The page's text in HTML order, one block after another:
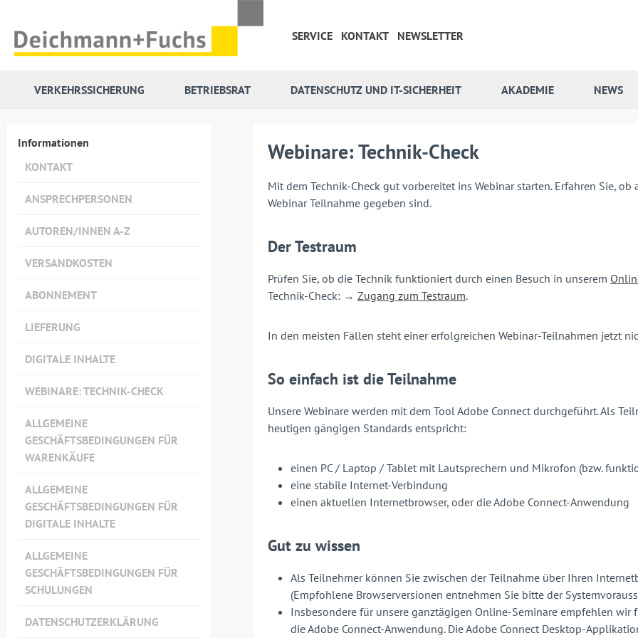
SERVICE
KONTAKT NEWSLETTER
VERKEHRSSICHERUNG BETRIEBSRAT DATENSCHUTZ UND IT-SICHERHEIT AKADEMIE NEWS
Informationen
KONTAKT
ANSPRECHPERSONEN
AUTOREN/INNEN A-Z
VERSANDKOSTEN
ABONNEMENT
LIEFERUNG
DIGITALE INHALTE
WEBINARE: TECHNIK-CHECK
ALLGEMEINE
GESCHÄFTSBEDINGUNGEN FÜR
WARENKÄUFE
ALLGEMEINE
GESCHÄFTSBEDINGUNGEN FÜR
DIGITALE INHALTE
ALLGEMEINE
GESCHÄFTSBEDINGUNGEN FÜR
SCHULUNGEN
DATENSCHUTZERKLÄRUNG
Webinare: Technik-Check
Mit dem Technik-Check gut vorbereitet ins Webinar starten. Erfahren Sie,
Webinar Teilnahme gegeben sind.
Der Testraum
Prüfen Sie, ob die Technik funktioniert durch einen Besuch in unserem
Technik-Check: → Zugang zum Testraum.
In den meisten Fällen steht einer erfolgreichen Webinar-Teilnahmen jetzt
So einfach ist die Teilnahme
Unsere Webinare werden mit dem Tool Adobe Connect durchgeführt. Als
heutigen gängigen Standards entspricht:
einen PC / Laptop / Tablet mit Lautsprechern und Mikrofon (bzw.
eine stabile Internet-Verbindung
einen aktuellen Internetbrowser, oder die Adobe Connect-Anwendung
Gut zu wissen
Als Teilnehmer können Sie zwischen der Teilnahme über Ihren
(Empfohlene Browserversionen entnehmen Sie bitte der
Insbesondere für unsere ganztägigen Online-Seminare empfehlen
die Adobe Connect-Anwendung. Die Adobe Connect Desktop-